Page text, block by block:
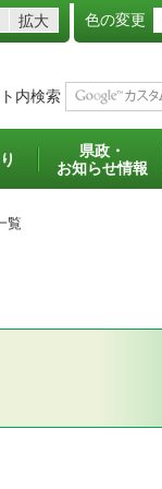
拡大 色の変更
内検索
県政・
お知らせ情報
覧